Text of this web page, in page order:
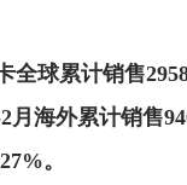
全球累计销售
月海外累计销售
。